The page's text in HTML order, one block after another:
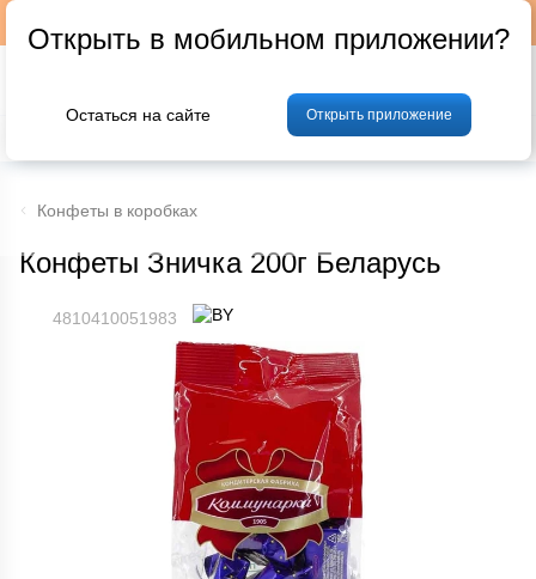
Фрукты и овощи Мясо Птица
Конфеты в коробках
Конфеты Зничка 200г Беларусь
4810410051983
Открыть в мобильном приложении?
Остаться на сайте Открыть приложение